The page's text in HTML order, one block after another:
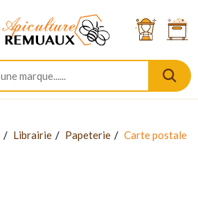
Librairie Papeterie
Carte postale